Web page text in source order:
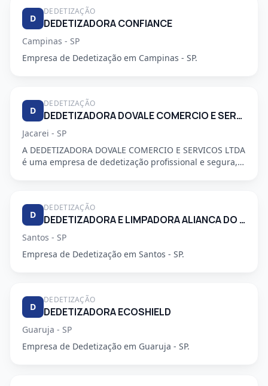
D
DEDETIZAÇÃO
DEDETIZADORA CONFIANCE
Campinas - SP
Empresa de Dedetização em Campinas - SP.
D
DEDETIZAÇÃO
DEDETIZADORA DOVALE COMERCIO E SERVICO LTDA
Jacarei - SP
A DEDETIZADORA DOVALE COMERCIO E SERVICOS LTDA
é uma empresa de dedetização profissional e segura,
D
DEDETIZAÇÃO
DEDETIZADORA E LIMPADORA ALIANCA DO LITORAL LTDA
Santos - SP
Empresa de Dedetização em Santos - SP.
D
DEDETIZAÇÃO
DEDETIZADORA ECOSHIELD
Guaruja - SP
Empresa de Dedetização em Guaruja - SP.